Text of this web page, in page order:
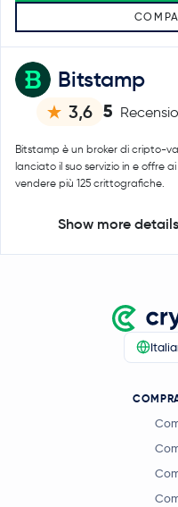
Bitstamp
3,6 5
Bitstamp è un broker di cripto-
lanciato il suo servizio in e offre
vendere più 125 crittografiche.
Show more details